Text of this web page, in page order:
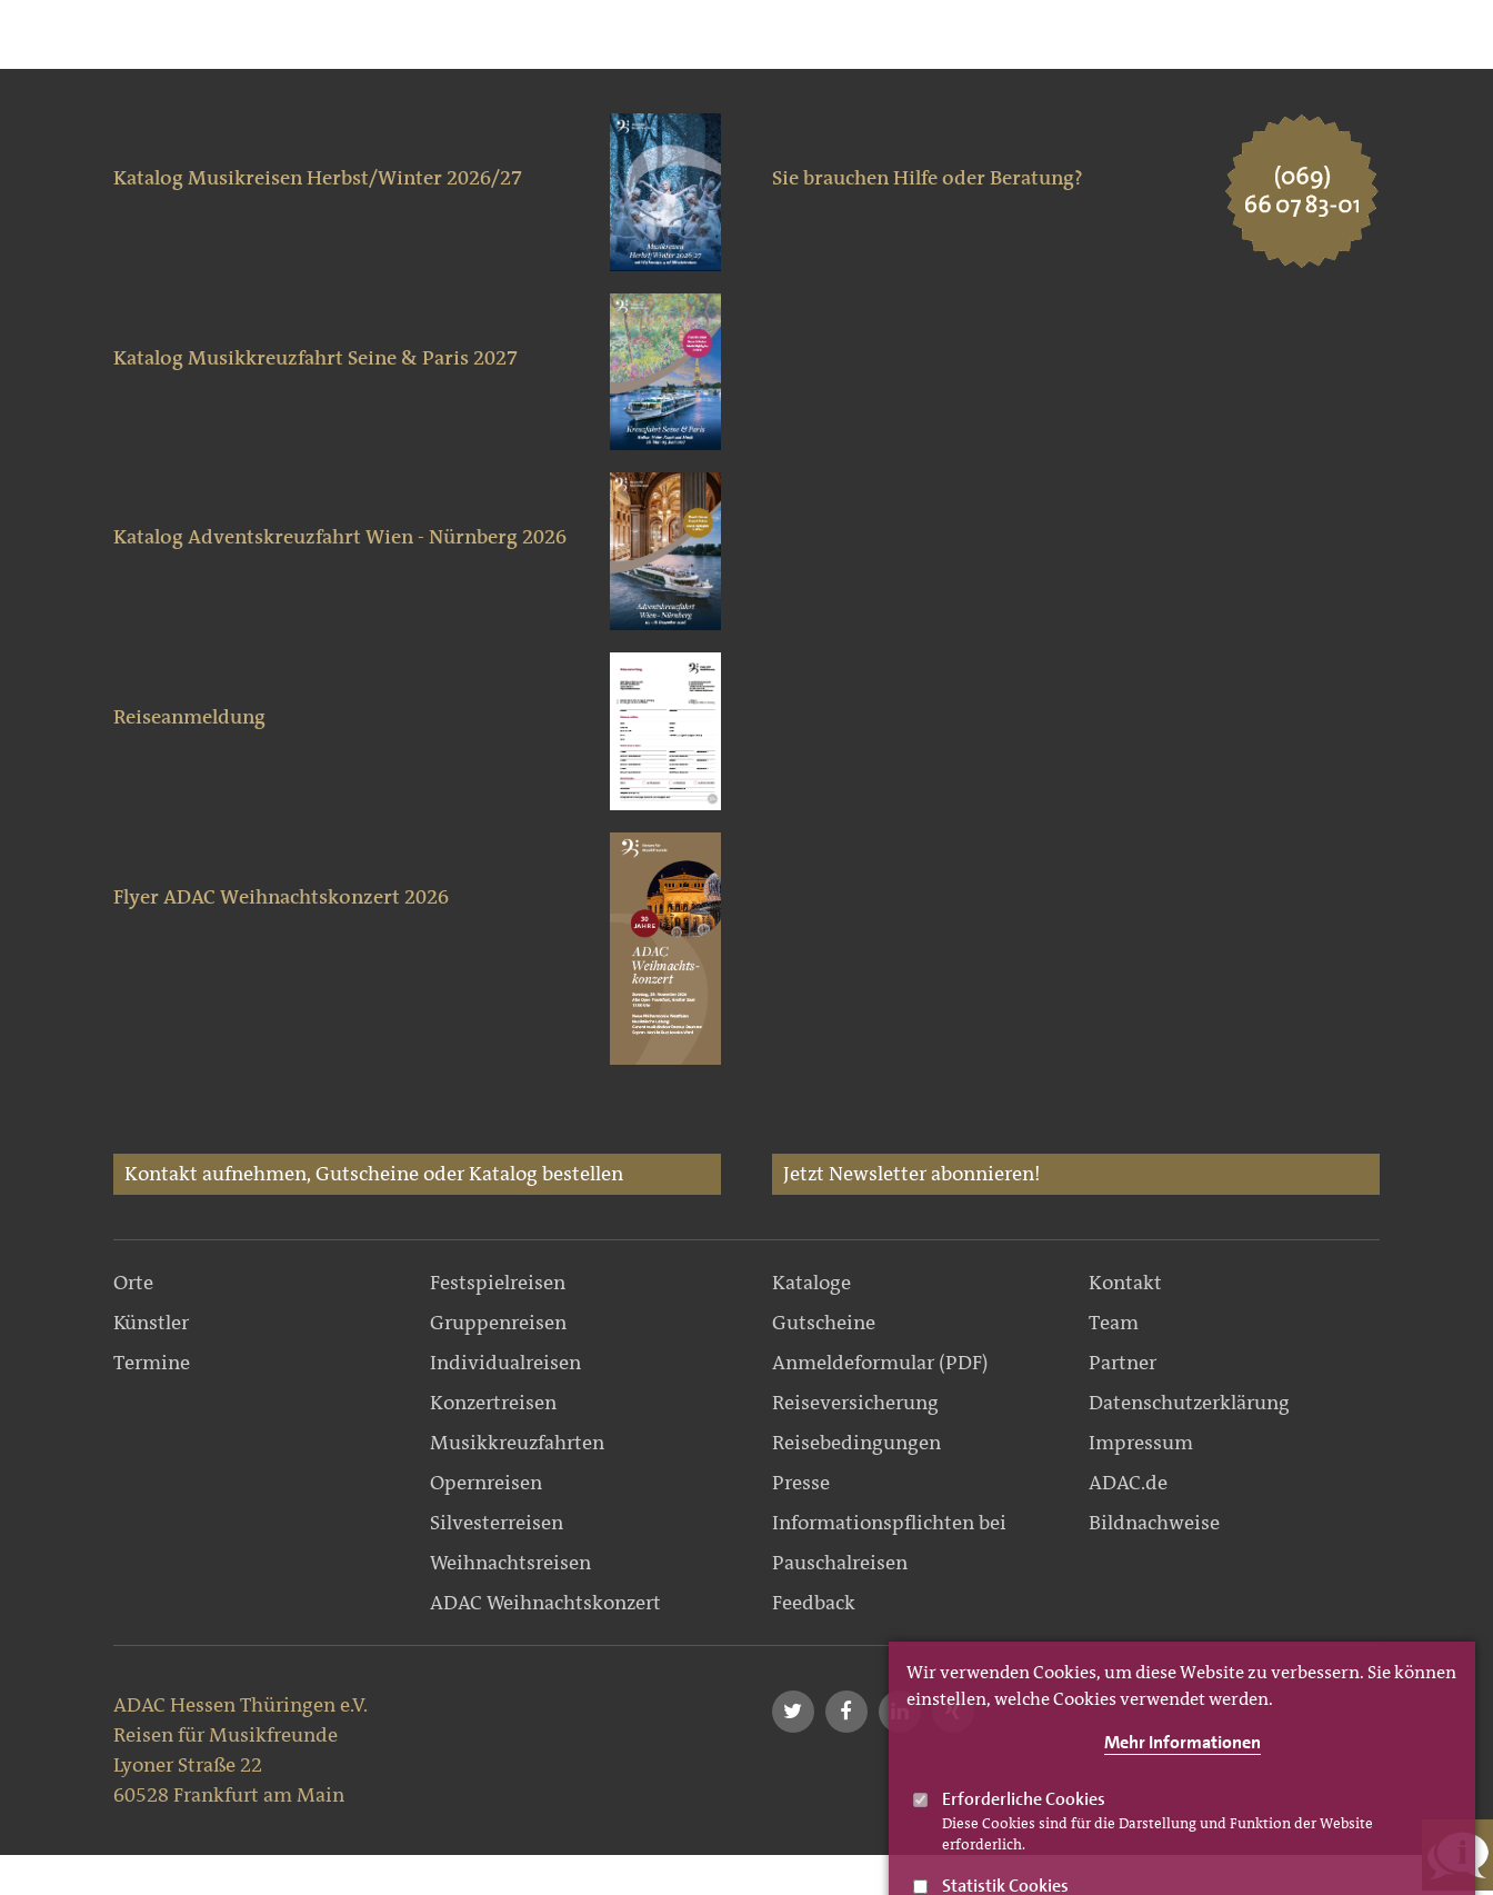
Katalog Musikreisen Herbst/Winter 2026/27
Katalog Musikkreuzfahrt Seine & Paris 2027
Katalog Adventskreuzfahrt Wien - Nürnberg 2026
Reiseanmeldung
Flyer ADAC Weihnachtskonzert 2026
Sie brauchen Hilfe oder Beratung?
Kontakt aufnehmen, Gutscheine oder Katalog bestellen Jetzt Newsletter abonnieren!
Orte
Künstler
Termine
Festspielreisen
Gruppenreisen
Individualreisen
Konzertreisen
Musikkreuzfahrten
Opernreisen
Silvesterreisen
Weihnachtsreisen
ADAC Weihnachtskonzert
Kataloge
Gutscheine
Anmeldeformular (PDF)
Reiseversicherung
Reisebedingungen
Presse
Informationspflichten bei
Pauschalreisen
Feedback
Kontakt
Team
Partner
Datenschutzerklärung
Impressum
ADAC.de
Bildnachweise
ADAC Hessen Thüringen e.V.
Reisen für Musikfreunde
Lyoner Straße 22
60528 Frankfurt am Main
Wir verwenden Cookies, um diese Website zu verbessern. Sie können
einstellen, welche Cookies verwendet werden.
Mehr Informationen
Erforderliche Cookies
Diese Cookies sind für die Darstellung und Funktion der Website
erforderlich.
Statistik Cookies